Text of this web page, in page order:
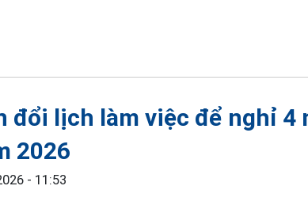
đổi lịch làm việc để nghỉ 4
2026
- 11:53